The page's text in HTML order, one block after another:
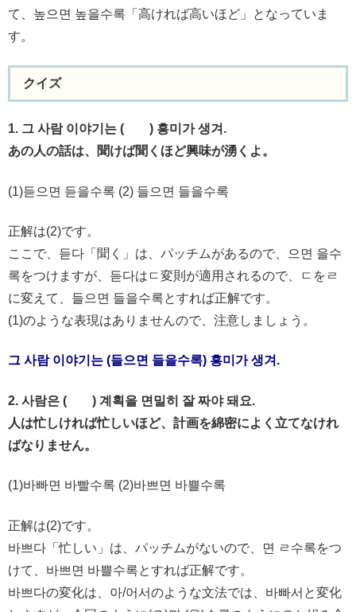
て、높으면 높을수록「高ければ高いほど」となっていま
す。
クイズ
1. 그 사람 이야기는 ( ) 흥미가 생겨.
あの人の話は、聞けば聞くほど興味が湧くよ。
(1)듣으면 듣을수록 (2) 들으면 들을수록
正解は(2)です。
ここで、듣다「聞く」は、パッチムがあるので、으면 을수
록をつけますが、듣다はㄷ変則が適用されるので、ㄷをㄹ
に変えて、들으면 들을수록とすれば正解です。
(1)のような表現はありませんので、注意しましょう。
그 사람 이야기는 (들으면 들을수록) 흥미가 생겨.
2. 사람은 ( ) 계획을 면밀히 잘 짜야 돼요.
人は忙しければ忙しいほど、計画を綿密によく立てなけれ
ばなりません。
(1)바빠면 바빨수록 (2)바쁘면 바쁠수록
正解は(2)です。
바쁘다「忙しい」は、パッチムがないので、면 ㄹ수록をつ
けて、바쁘면 바쁠수록とすれば正解です。
바쁘다の変化は、아/어서のような文法では、바빠서と変化